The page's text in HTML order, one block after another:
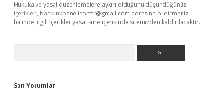
Hukuka ve yasal düzenlemelere aykırı olduğunu düşündüğünüz
içerikleri, backlinkpanelicomtr@gmail.com adresine bildirmeniz
halinde, ilgili içerikler yasal süre içerisinde sitemizden kaldırılacaktır.
Son Yorumlar